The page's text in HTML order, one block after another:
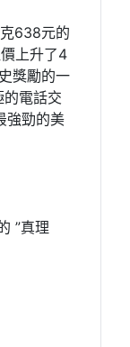
638元的
上升了4
獎勵的一
電話交
強勁的美
”真理